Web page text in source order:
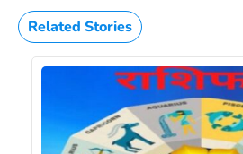
Related Stories